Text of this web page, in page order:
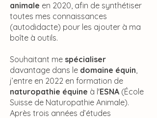
animale en 2020, afin de synthétiser
toutes mes connaissances
(autodidacte) pour les ajouter à ma
boîte à outils.
Souhaitant me spécialiser
davantage dans le domaine équin,
j’entre en 2022 en formation de
naturopathie équine à l'ESNA (École
Suisse de Naturopathie Animale).
Après trois années d’études